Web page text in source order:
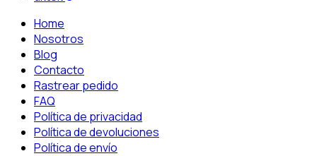
Home
Nosotros
Blog
Contacto
Rastrear pedido
FAQ
Política de privacidad
Política de devoluciones
Política de envío